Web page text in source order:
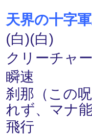
天界の十字
(白)(白)
クリーチャ
瞬速
刹那（この
れず、マナ
飛行